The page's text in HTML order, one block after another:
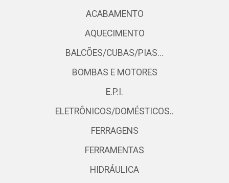
ACABAMENTO
AQUECIMENTO
BALCÕES/CUBAS/PIAS...
BOMBAS E MOTORES
E.P.I.
ELETRÔNICOS/DOMÉSTICOS..
FERRAGENS
FERRAMENTAS
HIDRÁULICA